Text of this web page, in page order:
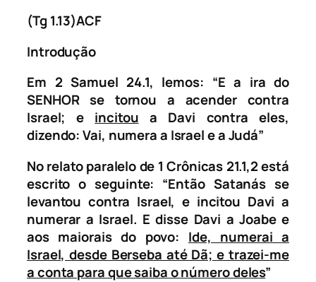
(Tg 1.13)ACF
Introdução
Em 2 Samuel 24.1, lemos: “E a ira do
SENHOR se tornou a acender contra
Israel; e incitou a Davi contra eles,
dizendo: Vai, numera a Israel e a Judá”
No relato paralelo de 1 Crônicas 21.1,2 está
escrito o seguinte: “Então Satanás se
levantou contra Israel, e incitou Davi a
numerar a Israel. E disse Davi a Joabe e
aos maiorais do povo: Ide, numerai a
Israel, desde Berseba até Dã; e trazei-me
a conta para que saiba o número deles”